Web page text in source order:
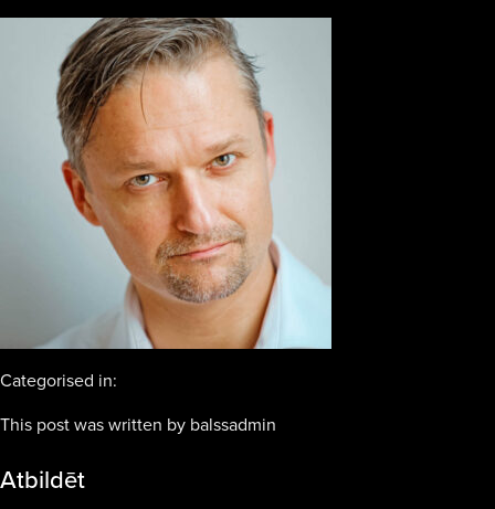
Categorised in:
This post was written by balssadmin
Atbildēt